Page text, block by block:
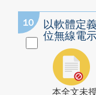
10
以軟體定
位無線電
本全文未